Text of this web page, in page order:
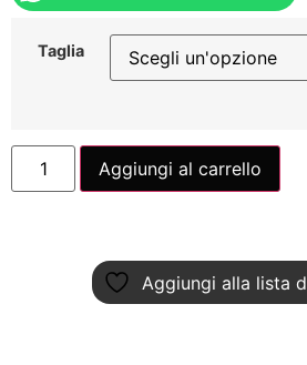
Taglia
Aggiungi al carrello
Aggiungi alla lista